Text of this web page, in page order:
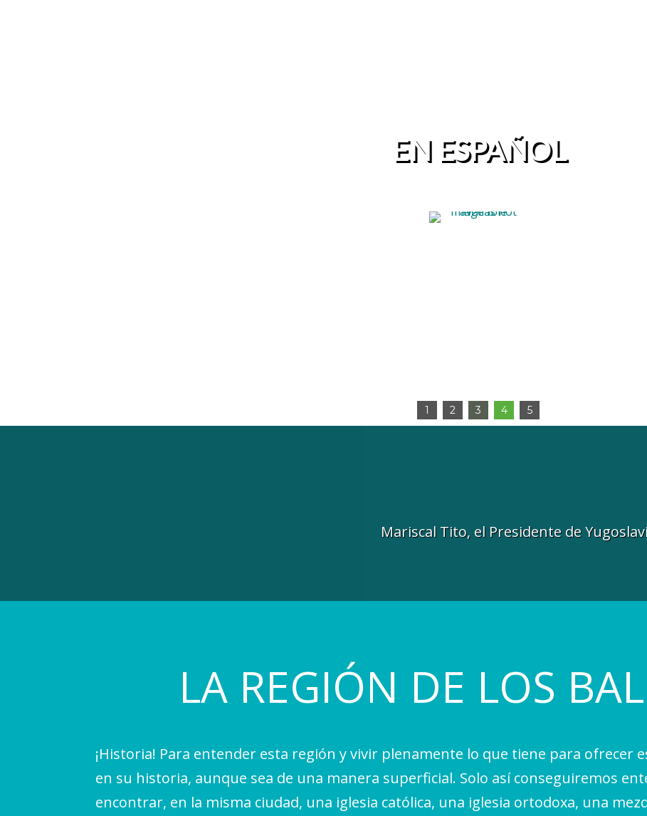
Mariscal Tito, el Presidente de
LA REGIÓN DE LOS
¡Historia! Para entender esta región y vivir plenamente lo que tiene para ofrecer
en su historia, aunque sea de una manera superficial. Solo así conseguiremos
encontrar, en la misma ciudad, una iglesia católica, una iglesia ortodoxa, una